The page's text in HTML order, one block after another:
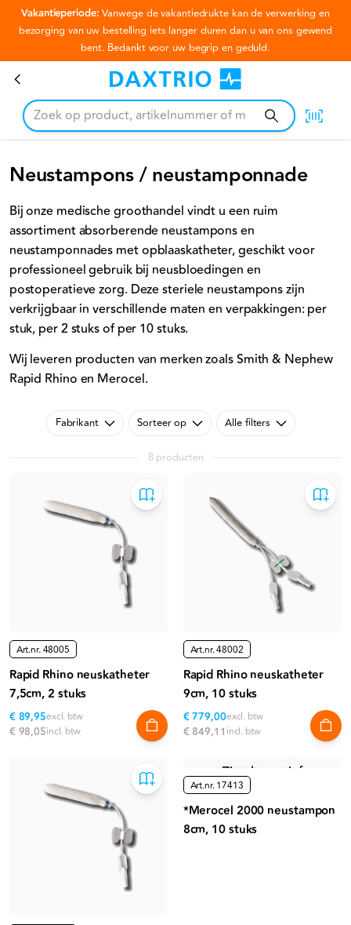
Ga naar hoofdinhoud
Vakantieperiode: Vanwege de vakantiedrukte kan de verwerking en
bezorging van uw bestelling iets langer duren dan u van ons gewend
bent. Bedankt voor uw begrip en geduld.
Neustampons / neustamponnade
Neustampons / neustamponnade
Bij onze medische groothandel vindt u een ruim
assortiment absorberende neustampons en
neustamponnades met opblaaskatheter, geschikt voor
professioneel gebruik bij neusbloedingen en
postoperatieve zorg. Deze steriele neustampons zijn
verkrijgbaar in verschillende maten en verpakkingen: per
stuk, per 2 stuks of per 10 stuks.
Wij leveren producten van merken zoals Smith & Nephew
Rapid Rhino en Merocel.
Fabrikant Sorteer op Alle filters
8 producten
Art.nr.48005
Rapid Rhino neuskatheter
7,5cm, 2 stuks
€ 89,95excl. btw
€ 98,05incl. btw
Art.nr.48002
Rapid Rhino neuskatheter
9cm, 10 stuks
€ 779,00excl. btw
€ 849,11 incl. btw
Zie alternatief
Art.nr.17413
*Merocel 2000 neustampon
8cm, 10 stuks